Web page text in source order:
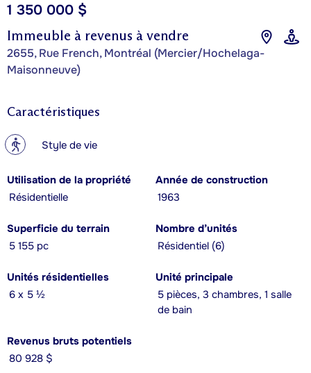
Immeuble à revenus à vendre
2655, Rue French, Montréal (Mercier/Hochelaga-
Maisonneuve)
1 350 000 $
Caractéristiques
? Style de vie
Utilisation de la propriété
Résidentielle
Année de construction
1963
Superficie du terrain
5 155 pc
Nombre d’unités
Résidentiel (6)
Unités résidentielles
6 x 5 ½
Unité principale
5 pièces, 3 chambres, 1 salle
de bain
Revenus bruts potentiels
80 928 $